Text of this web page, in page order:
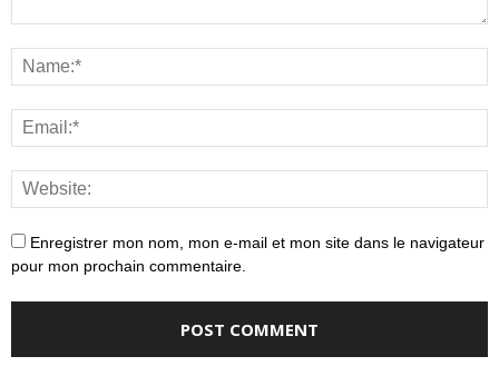
Enregistrer mon nom, mon e-mail et mon site dans le navigateur
pour mon prochain commentaire.